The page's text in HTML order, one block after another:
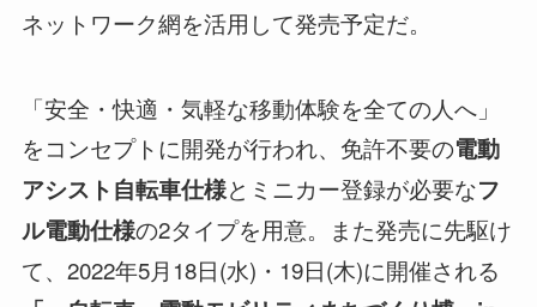
ネットワーク網を活用して発売予定だ。
「安全・快適・気軽な移動体験を全ての人へ」
をコンセプトに開発が行われ、免許不要の電動
アシスト自転車仕様とミニカー登録が必要なフ
ル電動仕様の2タイプを用意。また発売に先駆け
て、2022年5月18日(水)・19日(木)に開催される